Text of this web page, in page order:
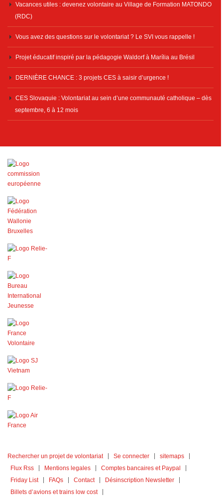
Vacances utiles : devenez volontaire au Village de Formation MATONDO
(RDC)
Vous avez des questions sur le volontariat ? Le SVI vous rappelle !
Projet éducatif inspiré par la pédagogie Waldorf à Marília au Brésil
DERNIÈRE CHANCE : 3 projets CES à saisir d’urgence !
CES Slovaquie : Volontariat au sein d’une communauté catholique – dès
septembre, 6 à 12 mois
Rechercher un projet de volontariat Se connecter
sitemaps
Flux Rss
Mentions legales
Comptes bancaires et Paypal
Friday List
FAQs Contact
Désinscription Newsletter
Billets d’avions et trains low cost